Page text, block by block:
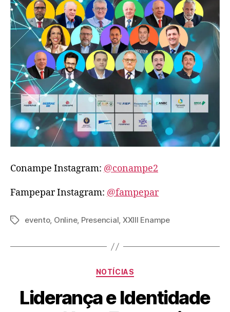
Conampe Instagram: @conampe2
Fampepar Instagram: @fampepar
evento, Online, Presencial, XXIII Enampe
NOTÍCIAS
Liderança e Identidade